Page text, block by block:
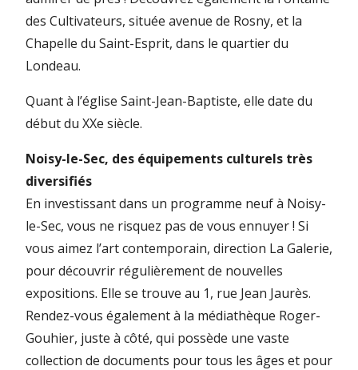
des Cultivateurs, située avenue de Rosny, et la
Chapelle du Saint-Esprit, dans le quartier du
Londeau.
Quant à l’église Saint-Jean-Baptiste, elle date du
début du XXe siècle.
Noisy-le-Sec, des équipements culturels très
diversifiés
En investissant dans un programme neuf à Noisy-
le-Sec, vous ne risquez pas de vous ennuyer ! Si
vous aimez l’art contemporain, direction La Galerie,
pour découvrir régulièrement de nouvelles
expositions. Elle se trouve au 1, rue Jean Jaurès.
Rendez-vous également à la médiathèque Roger-
Gouhier, juste à côté, qui possède une vaste
collection de documents pour tous les âges et pour